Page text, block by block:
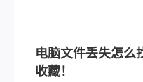
电脑文件丢失怎么
收藏！